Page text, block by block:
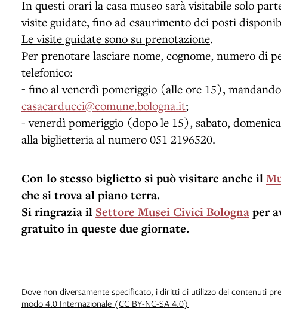
In questi orari la casa museo sarà visitabile solo
visite guidate, fino ad esaurimento dei posti
Le visite guidate sono su prenotazione.
Per prenotare lasciare nome, cognome, numero di
telefonico:
- fino al venerdì pomeriggio (alle ore 15),
casacarducci@comune.bologna.it;
- venerdì pomeriggio (dopo le 15), sabato,
alla biglietteria al numero 051 2196520.
Con lo stesso biglietto si può visitare anche il
che si trova al piano terra.
Si ringrazia il Settore Musei Civici Bolognaper
gratuito in queste due giornate.
Dove non diversamente specificato, i diritti di utilizzo dei contenuti
modo 4.0 Internazionale (CC BY-NC-SA 4.0)